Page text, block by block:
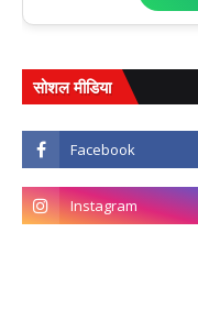
सोशल मीडिया